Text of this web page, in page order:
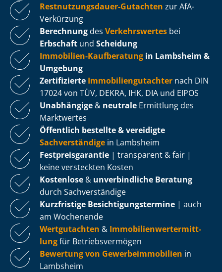
Rest­nut­zungs­dau­er-Gutachten zur AfA-
Verkürzung
Berechnung des Verkehrswertes bei
Erbschaft und Scheidung
Immobilien-Kaufberatung in Lambsheim &
Umgebung
Zertifizierte Im­mo­bi­li­en­gut­ach­ter nach DIN
17024 von TÜV, DEKRA, IHK, DIA und EIPOS
Unabhängige & neutrale Ermittlung des
Marktwertes
Öffentlich bestellte & vereidigte
Sachverständige in Lambsheim
Fest­preis­ga­ran­tie | transparent & fair |
keine versteckten Kosten
Kostenlose & unverbindliche Beratung
durch Sachverständige
Kurzfristige Be­sich­ti­gungs­ter­mi­ne | auch
am Wochenende
Wertgutachten & Im­mo­bi­li­en­wert­ermitt­
lungfür Be­triebs­ver­mö­gen
Bewertung von Ge­wer­be­im­mo­bi­li­en in
Lambsheim